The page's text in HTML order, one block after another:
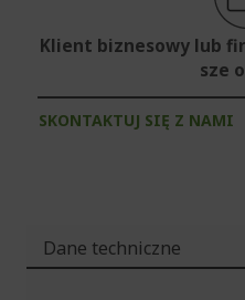
Klient biznesowy lub
sze
SKONTAKTUJ SIĘ Z NAMI
Dane techniczne